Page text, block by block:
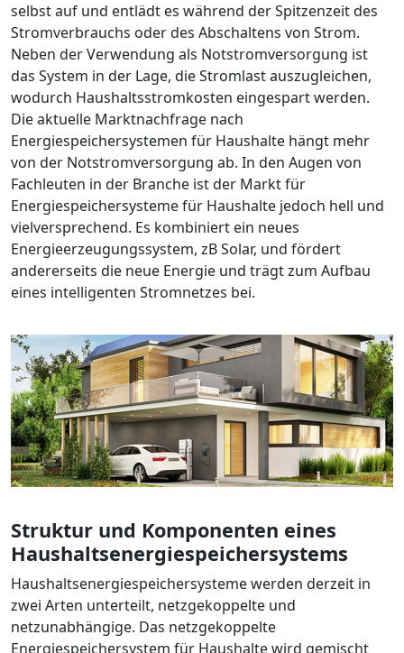
selbst auf und entlädt es während der Spitzenzeit des
Stromverbrauchs oder des Abschaltens von Strom.
Neben der Verwendung als Notstromversorgung ist
das System in der Lage, die Stromlast auszugleichen,
wodurch Haushaltsstromkosten eingespart werden.
Die aktuelle Marktnachfrage nach
Energiespeichersystemen für Haushalte hängt mehr
von der Notstromversorgung ab. In den Augen von
Fachleuten in der Branche ist der Markt für
Energiespeichersysteme für Haushalte jedoch hell und
vielversprechend. Es kombiniert ein neues
Energieerzeugungssystem, zB Solar, und fördert
andererseits die neue Energie und trägt zum Aufbau
eines intelligenten Stromnetzes bei.
Struktur und Komponenten eines
Haushaltsenergiespeichersystems
Haushaltsenergiespeichersysteme werden derzeit in
zwei Arten unterteilt, netzgekoppelte und
netzunabhängige. Das netzgekoppelte
Energiespeichersystem für Haushalte wird gemischt